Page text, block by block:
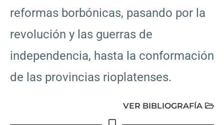
reformas borbónicas, pasando por la
revolución y las guerras de
independencia, hasta la conformación
de las provincias rioplatenses.
VER BIBLIOGRAFÍA